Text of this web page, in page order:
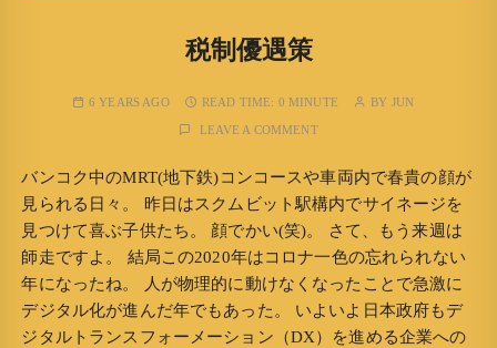
税制優遇策
6 YEARS AGO READ TIME: 0 MINUTE BY JUN
LEAVE A COMMENT
バンコク中のMRT(地下鉄)コンコースや車両内で春貴の顔が
見られる日々。 昨日はスクムビット駅構内でサイネージを
見つけて喜ぶ子供たち。 顔でかい(笑)。 さて、もう来週は
師走ですよ。 結局この2020年はコロナ一色の忘れられない
年になったね。 人が物理的に動けなくなったことで急激に
デジタル化が進んだ年でもあった。 いよいよ日本政府もデ
ジタルトランスフォーメーション（DX）を進める企業への